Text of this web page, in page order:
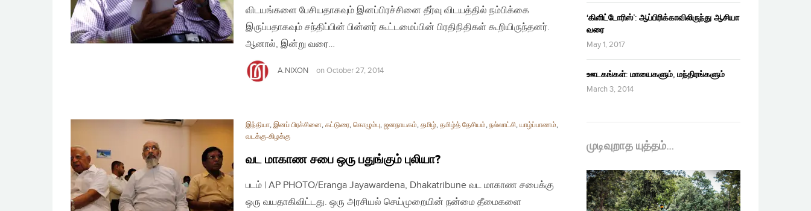
விடயங்களை பேசியதாகவும் இனப்பிரச்சினை தீர்வு விடயத்தில் நம்பிக்கை
இருப்பதாகவும் சந்திப்பின் பின்னர் கூட்டமைப்பின் பிரதிநிதிகள் கூறியிருந்தனர்.
ஆனால், இன்று வரை…
A.NIXON on October 27, 2014
இந்தியா, இனப் பிரச்சினை, கட்டுரை, கொழும்பு, ஜனநாயகம், தமிழ், தமிழ்த் தேசியம், நல்லாட்சி, யாழ்ப்பாணம்,
வடக்கு-கிழக்கு
வட மாகாண சபை ஒரு பதுங்கும் புலியா?
படம் | AP PHOTO/Eranga Jayawardena, Dhakatribune வட மாகாண சபைக்கு
ஒரு வயதாகிவிட்டது. ஒரு அரசியல் செய்முறையின் நன்மை தீமைகளை
‘கிளிட்டோரிஸ்’: ஆப்பிரிக்காவிலிருந்து ஆசியா
வரை
May 1, 2017
ஊடகங்கள்: மாயைகளும், மந்திரங்களும்
March 3, 2014
முடிவுறாத யுத்தம்…